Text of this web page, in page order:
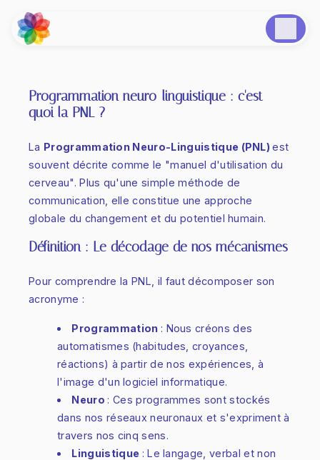
Programmation neuro-linguistique : c'est
quoi la PNL ?
La Programmation Neuro-Linguistique (PNL)est
souvent décrite comme le "manuel d'utilisation du
cerveau". Plus qu'une simple méthode de
communication, elle constitue une approche
globale du changement et du potentiel humain.
Définition : Le décodage de nos mécanismes
Pour comprendre la PNL, il faut décomposer son
acronyme :
Programmation : Nous créons des
automatismes (habitudes, croyances,
réactions) à partir de nos expériences, à
l'image d'un logiciel informatique.
Neuro : Ces programmes sont stockés
dans nos réseaux neuronaux et s'expriment à
travers nos cinq sens.
Linguistique : Le langage, verbal et non